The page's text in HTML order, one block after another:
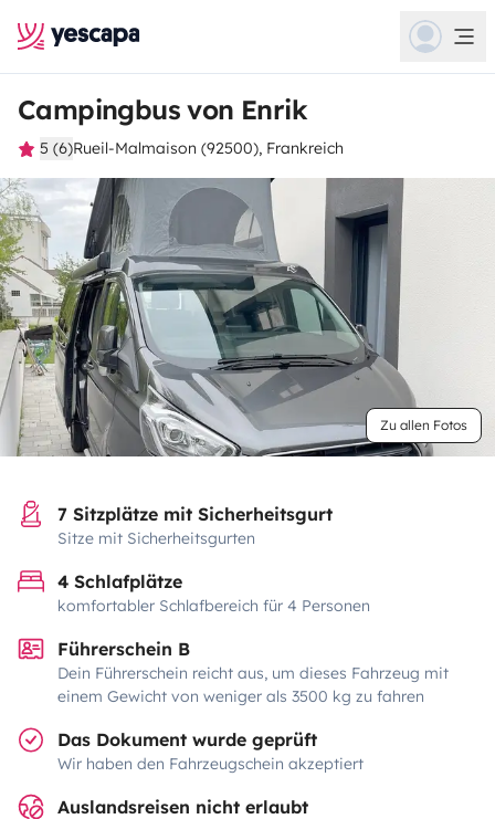
Campingbus von Enrik
5 (6)Rueil-Malmaison (92500), Frankreich
Zu allen Fotos
7 Sitzplätze mit Sicherheitsgurt
Sitze mit Sicherheitsgurten
4 Schlafplätze
komfortabler Schlafbereich für 4 Personen
Führerschein B
Dein Führerschein reicht aus, um dieses Fahrzeug mit
einem Gewicht von weniger als 3500 kg zu fahren
Das Dokument wurde geprüft
Wir haben den Fahrzeugschein akzeptiert
Auslandsreisen nicht erlaubt